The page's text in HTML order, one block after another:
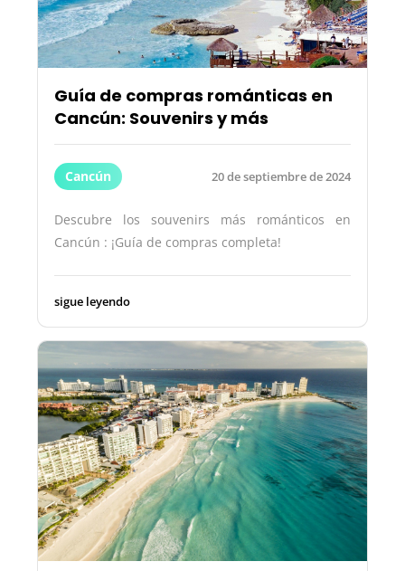
Guía de compras románticas en
Cancún: Souvenirs y más
Cancún 20 de septiembre de 2024
Descubre los souvenirs más románticos en
Cancún : ¡Guía de compras completa!
sigue leyendo